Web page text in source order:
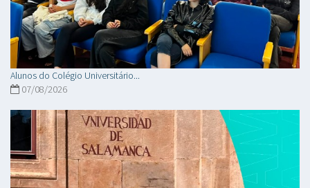
Alunos do Colégio Universitário...
07/08/2026